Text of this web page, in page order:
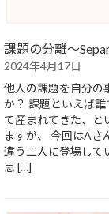
課題の分離～
2024年4月17日
他人の課題を自分の
か？ 課題といえば
て産まれてきた、と
ますが、 今回はAさ
違う二人に登場して
思 […]